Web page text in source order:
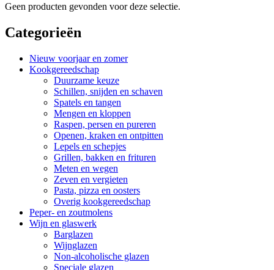
Geen producten gevonden voor deze selectie.
Categorieën
Nieuw voorjaar en zomer
Kookgereedschap
Duurzame keuze
Schillen, snijden en schaven
Spatels en tangen
Mengen en kloppen
Raspen, persen en pureren
Openen, kraken en ontpitten
Lepels en schepjes
Grillen, bakken en frituren
Meten en wegen
Zeven en vergieten
Pasta, pizza en oosters
Overig kookgereedschap
Peper- en zoutmolens
Wijn en glaswerk
Barglazen
Wijnglazen
Non-alcoholische glazen
Speciale glazen